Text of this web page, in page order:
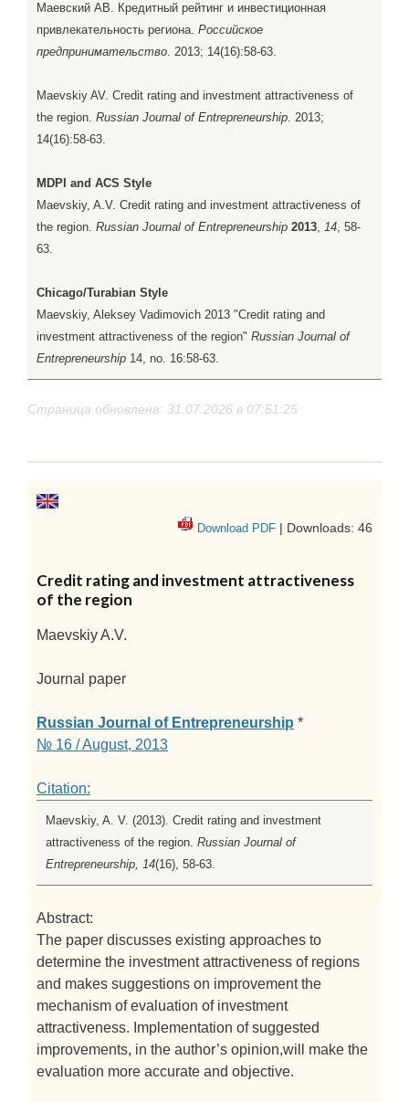
Маевский АВ. Кредитный рейтинг и инвестиционная
привлекательность региона. Российское
предпринимательство. 2013; 14(16):58-63.
Maevskiy AV. Credit rating and investment attractiveness of
the region. Russian Journal of Entrepreneurship. 2013;
14(16):58-63.
MDPI and ACS Style
Maevskiy, A.V. Credit rating and investment attractiveness of
the region. Russian Journal of Entrepreneurship 2013, 14, 58-
63.
Chicago/Turabian Style
Maevskiy, Aleksey Vadimovich 2013 "Credit rating and
investment attractiveness of the region" Russian Journal of
Entrepreneurship 14, no. 16:58-63.
Страница обновлена: 31.07.2026 в 07:51:25
Download PDF | Downloads: 46
Credit rating and investment attractiveness
of the region
Maevskiy A.V.
Journal paper
Russian Journal of Entrepreneurship *
№ 16 / August, 2013
Citation:
Maevskiy, A. V. (2013). Credit rating and investment
attractiveness of the region. Russian Journal of
Entrepreneurship, 14(16), 58-63.
Abstract:
The paper discusses existing approaches to
determine the investment attractiveness of regions
and makes suggestions on improvement the
mechanism of evaluation of investment
attractiveness. Implementation of suggested
improvements, in the author’s opinion,will make the
evaluation more accurate and objective.